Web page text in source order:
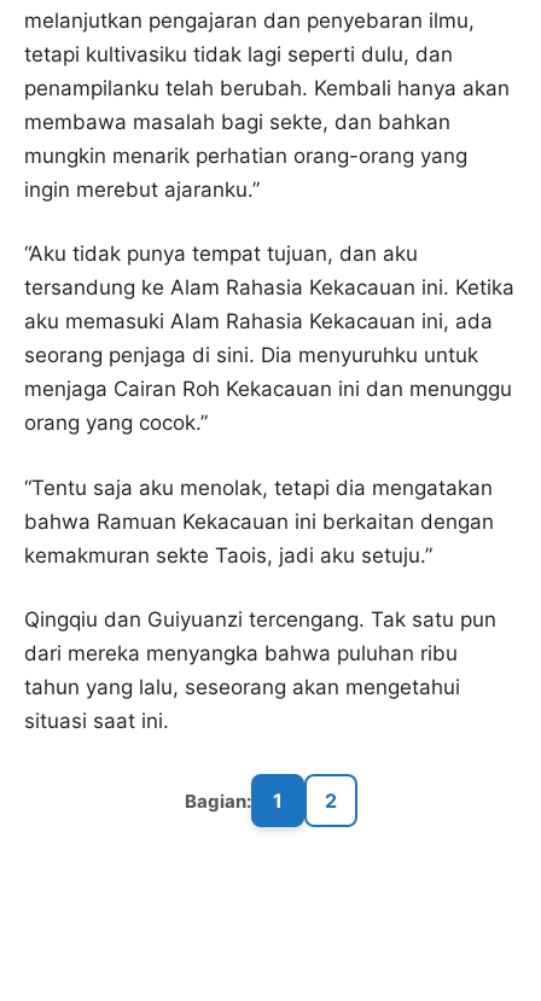
melanjutkan pengajaran dan penyebaran ilmu,
tetapi kultivasiku tidak lagi seperti dulu, dan
penampilanku telah berubah. Kembali hanya akan
membawa masalah bagi sekte, dan bahkan
mungkin menarik perhatian orang-orang yang
ingin merebut ajaranku.”
“Aku tidak punya tempat tujuan, dan aku
tersandung ke Alam Rahasia Kekacauan ini. Ketika
aku memasuki Alam Rahasia Kekacauan ini, ada
seorang penjaga di sini. Dia menyuruhku untuk
menjaga Cairan Roh Kekacauan ini dan menunggu
orang yang cocok.”
“Tentu saja aku menolak, tetapi dia mengatakan
bahwa Ramuan Kekacauan ini berkaitan dengan
kemakmuran sekte Taois, jadi aku setuju.”
Qingqiu dan Guiyuanzi tercengang. Tak satu pun
dari mereka menyangka bahwa puluhan ribu
tahun yang lalu, seseorang akan mengetahui
situasi saat ini.
Bagian: 1 2